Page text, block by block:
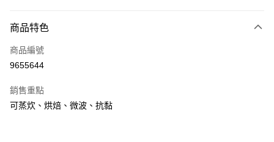
信用卡一次付款
LINE Pay
悠遊付
商品特色
商品編號
9655644
銷售重點
可蒸炊、烘焙、微波、抗黏